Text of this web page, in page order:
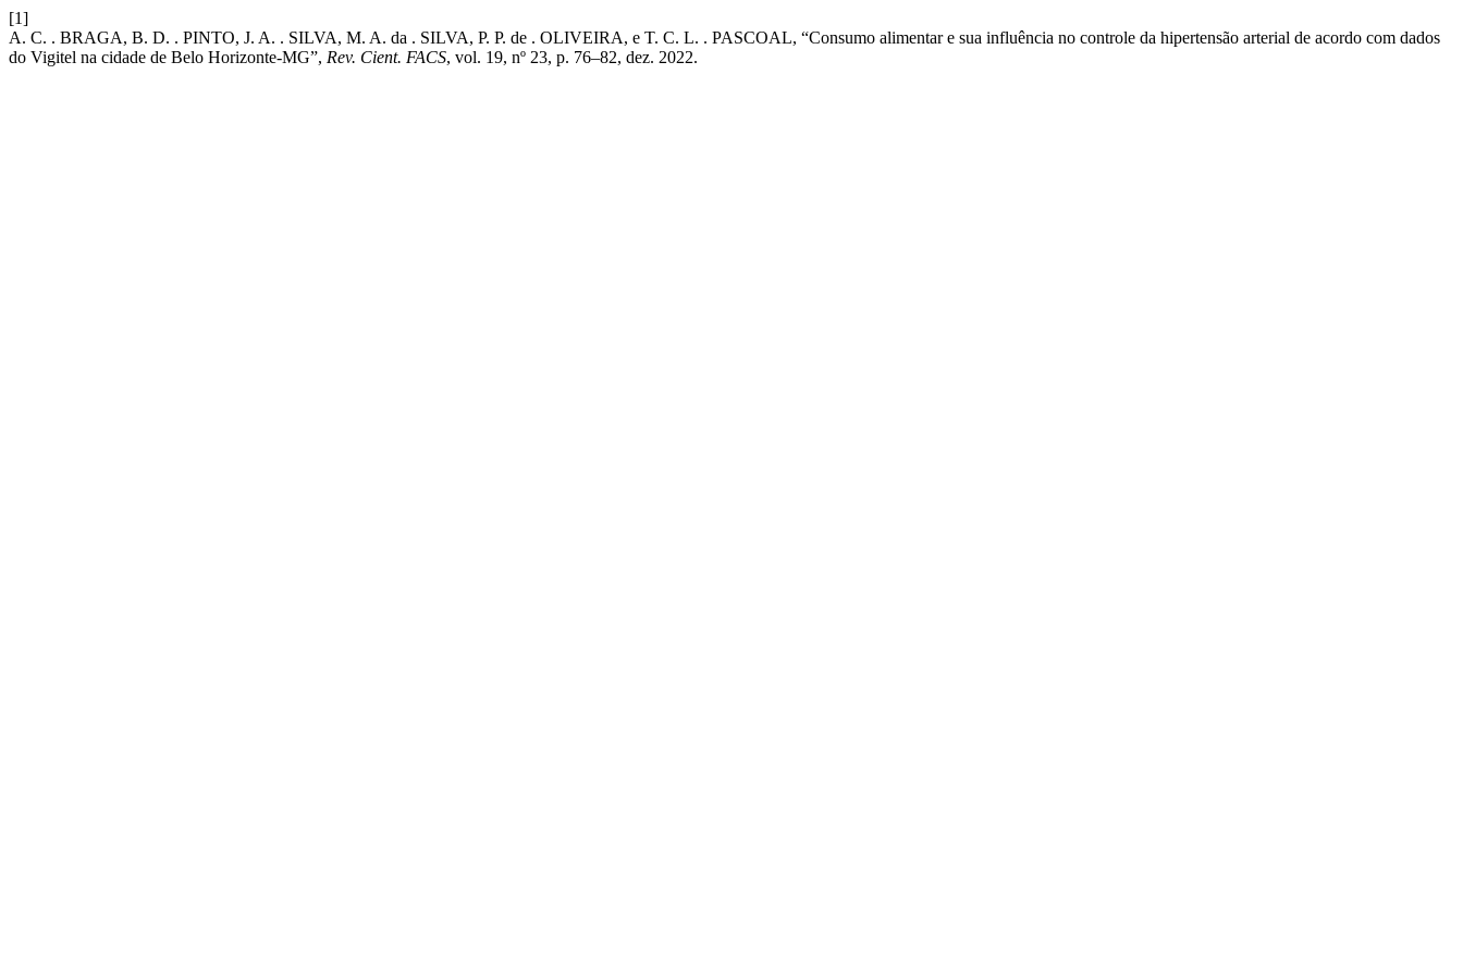
[1]
A. C. . BRAGA, B. D. . PINTO, J. A. . SILVA, M. A. da . SILVA, P. P. de . OLIVEIRA, e T. C. L. . PASCOAL, “Consumo alimentar e sua influência no controle da hipertensão arterial de acordo com dados
do Vigitel na cidade de Belo Horizonte-MG”, Rev. Cient. FACS, vol. 19, nº 23, p. 76–82, dez. 2022.